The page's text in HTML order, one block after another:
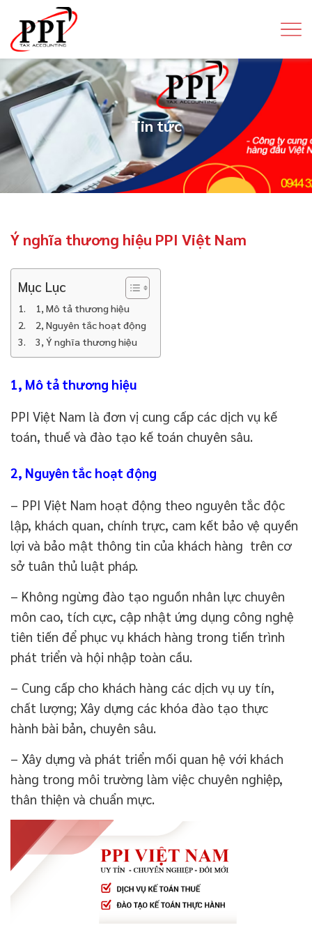
Tin tức
Ý nghĩa thương hiệu PPI Việt Nam
Mục Lục
1, Mô tả thương hiệu
2, Nguyên tắc hoạt động
3, Ý nghĩa thương hiệu
1, Mô tả thương hiệu
PPI Việt Nam là đơn vị cung cấp các dịch vụ kế
toán, thuế và đào tạo kế toán chuyên sâu.
2, Nguyên tắc hoạt động
– PPI Việt Nam hoạt động theo nguyên tắc độc
lập, khách quan, chính trực, cam kết bảo vệ quyền
lợi và bảo mật thông tin của khách hàng trên cơ
sở tuân thủ luật pháp.
– Không ngừng đào tạo nguồn nhân lực chuyên
môn cao, tích cực, cập nhật ứng dụng công nghệ
tiên tiến để phục vụ khách hàng trong tiến trình
phát triển và hội nhập toàn cầu.
– Cung cấp cho khách hàng các dịch vụ uy tín,
chất lượng; Xây dựng các khóa đào tạo thực
hành bài bản, chuyên sâu.
– Xây dựng và phát triển mối quan hệ với khách
hàng trong môi trường làm việc chuyên nghiệp,
thân thiện và chuẩn mực.